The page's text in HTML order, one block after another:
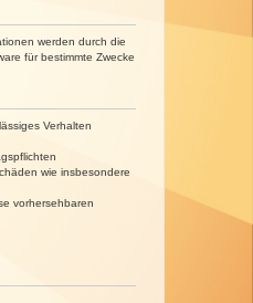
werden durch die
für bestimmte Zwecke
Verhalten
wie insbesondere
vorhersehbaren